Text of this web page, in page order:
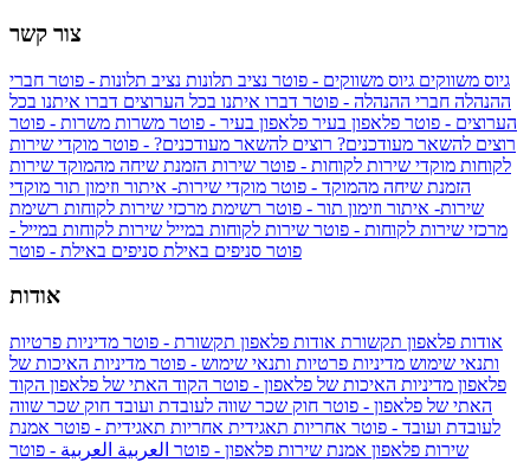
צור קשר
גיוס משווקים גיוס משווקים - פוטר נציב תלונות נציב תלונות - פוטר חברי
ההנהלה חברי ההנהלה - פוטר דברו איתנו בכל הערוצים דברו איתנו בכל
הערוצים - פוטר פלאפון בעיר פלאפון בעיר - פוטר משרות משרות - פוטר
רוצים להשאר מעודכנים? רוצים להשאר מעודכנים? - פוטר מוקדי שירות
לקוחות מוקדי שירות לקוחות - פוטר שירות הזמנת שיחה מהמוקד שירות
הזמנת שיחה מהמוקד - פוטר מוקדי שירות- איתור וזימון תור מוקדי
שירות- איתור וזימון תור - פוטר רשימת מרכזי שירות לקוחות רשימת
מרכזי שירות לקוחות - פוטר שירות לקוחות במייל שירות לקוחות במייל -
פוטר סניפים באילת סניפים באילת - פוטר
אודות
אודות פלאפון תקשורת אודות פלאפון תקשורת - פוטר מדיניות פרטיות
ותנאי שימוש מדיניות פרטיות ותנאי שימוש - פוטר מדיניות האיכות של
פלאפון מדיניות האיכות של פלאפון - פוטר הקוד האתי של פלאפון הקוד
האתי של פלאפון - פוטר חוק שכר שווה לעובדת ועובד חוק שכר שווה
לעובדת ועובד - פוטר אחריות תאגידית אחריות תאגידית - פוטר אמנת
שירות פלאפון אמנת שירות פלאפון - פוטר العربية العربية - פוטר